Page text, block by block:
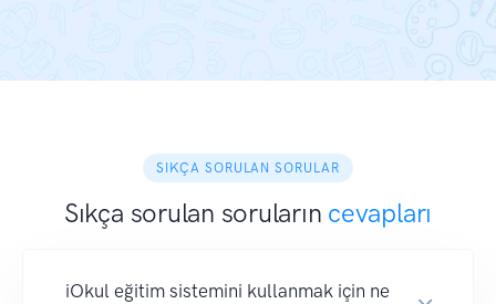
SIKÇA SORULAN SORULAR
Sıkça sorulan soruların cevapları
iOkul eğitim sistemini kullanmak için ne